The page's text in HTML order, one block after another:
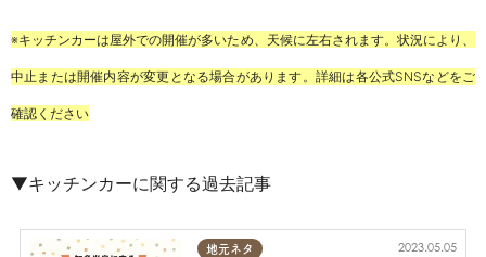
※キッチンカーは屋外での開催が多いため、天候に左右されます。状況により、
中止または開催内容が変更となる場合があります。詳細は各公式SNSなどをご
確認ください
▼キッチンカーに関する過去記事
地元ネタ 2023.05.05